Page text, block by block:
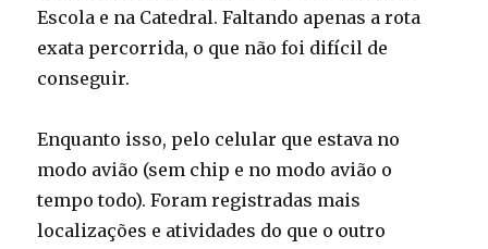
Escola e na Catedral. Faltando apenas a rota
exata percorrida, o que não foi difícil de
conseguir.
Enquanto isso, pelo celular que estava no
modo avião (sem chip e no modo avião o
tempo todo). Foram registradas mais
localizações e atividades do que o outro